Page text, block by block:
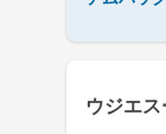
ウジエ